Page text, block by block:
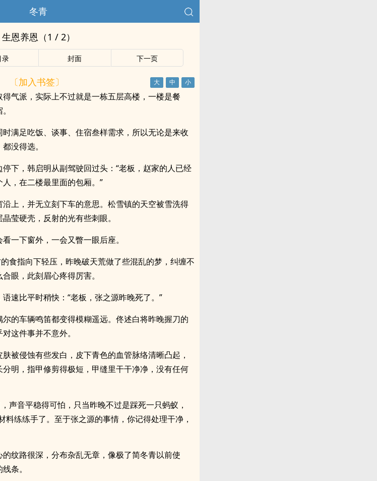
冬青
生恩养恩（1 / 2）
录 封面 下一页
〔加入书签〕
气派，实际上不过就是一栋五层高楼，一楼是餐
满足吃饭、谈事、住宿叁样需求，所以无论是来收
没得选。
下，韩启明从副驾驶回过头：“老板，赵家的人已经
，在二楼最里面的包厢。”
上，并无立刻下车的意思。松雪镇的天空被雪洗得
莹硬壳，反射的光有些刺眼。
一下窗外，一会又瞥一眼后座。
食指向下轻压，昨晚破天荒做了些混乱的梦，纠缠不
眼，此刻眉心疼得厉害。
速比平时稍快：“老板，张之源昨晚死了。”
的车辆鸣笛都变得模糊遥远。佟述白将昨晚握刀的
这件事并不意外。
被侵蚀有些发白，皮下青色的血管脉络清晰凸起，
明，指甲修剪得极短，甲缝里干干净净，没有任何
声音平稳得可怕，只当昨晚不过是踩死一只蚂蚁，
料练练手了。至于张之源的事情，你记得处理干净，
纹路很深，分布杂乱无章，像极了简冬青以前使
条。